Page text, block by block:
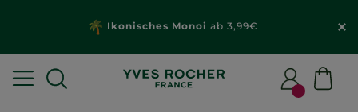
Ikonisches Monoi ab 3,99€